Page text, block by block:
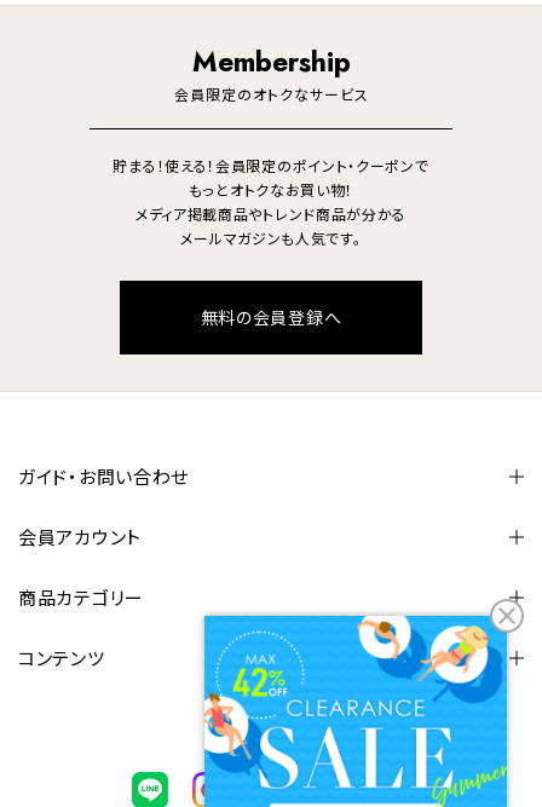
調理家電 生活家電
Membership
会員限定のオトクなサービス
貯まる！使える！会員限定のポイント・クーポンで
もっとオトクなお買い物！
メディア掲載商品やトレンド商品が分かる
メールマガジンも人気です。
無料の会員登録へ
ガイド・お問い合わせ
会員アカウント
商品カテゴリー
コンテンツ
FOLLOW US